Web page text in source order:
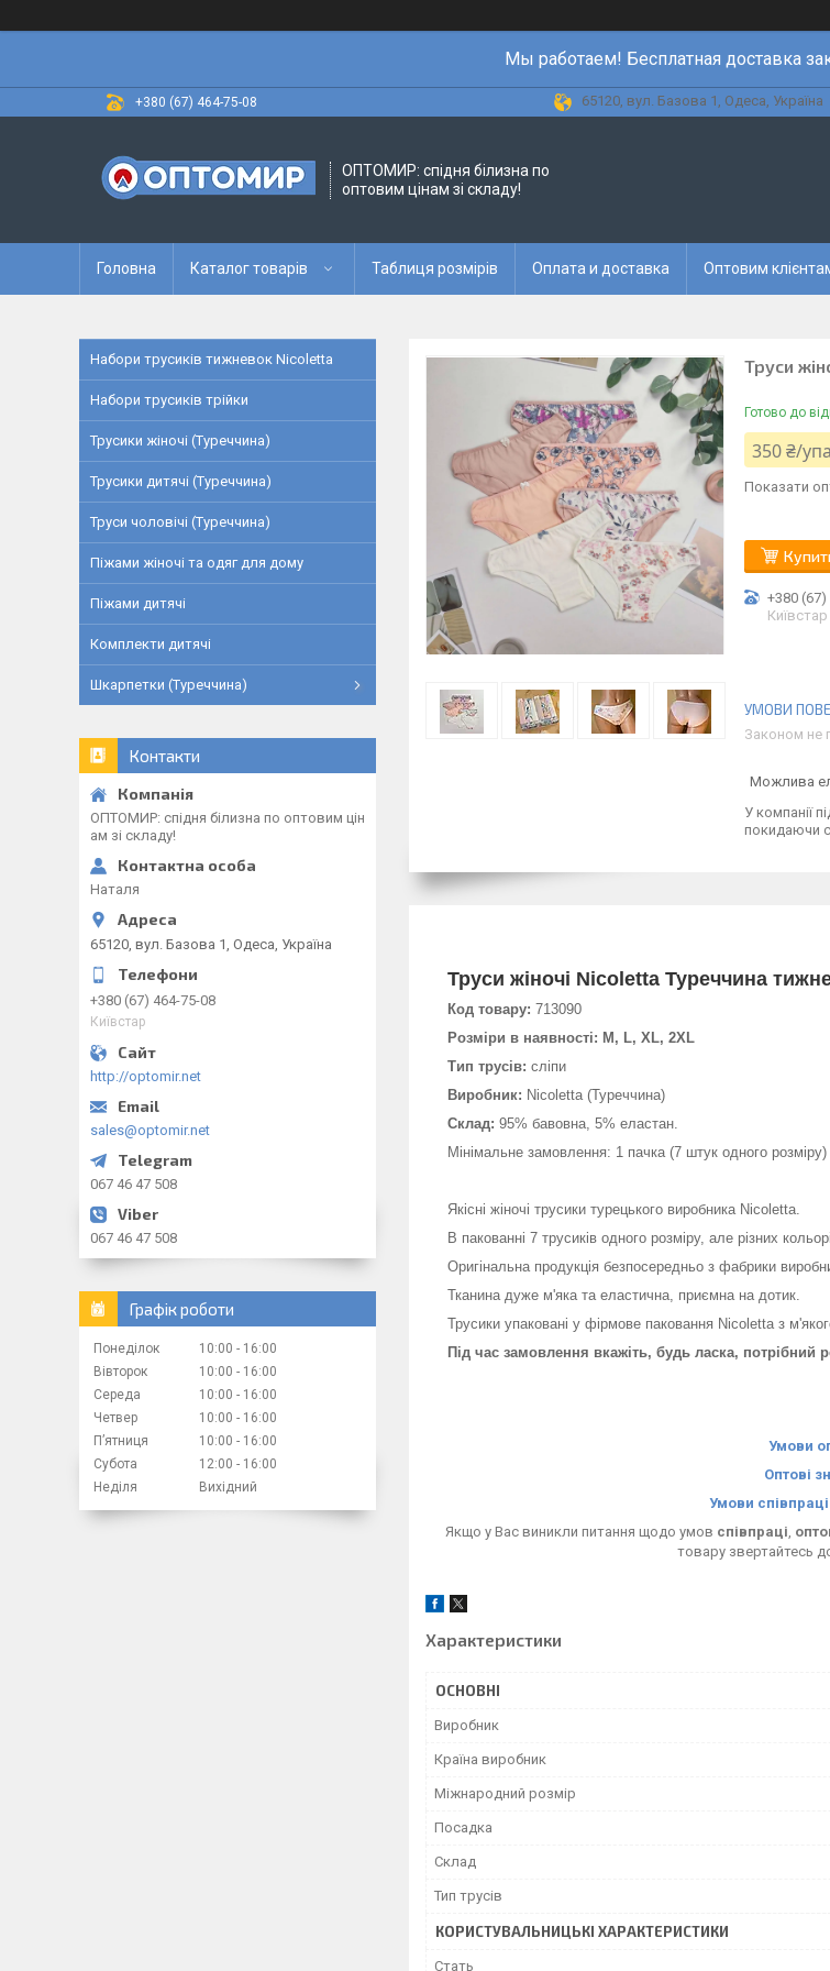
Мы работаем! Бесплатная доставка
+380 (67) 464-75-08 65120, вул. Базова 1, Одеса, Україна
ОПТОМИР: спідня білизна по
оптовим цінам зі складу!
Головна Каталог товарів Таблиця розмірів Оплата и доставка Оптовим
Труси
Готово до
350 ₴/
Показати
+380
Київстар
Законом не
У компанії
покидаючи
Труси жіночі Nicoletta Туреччина
Код товару: 713090
Розміри в наявності: M, L, XL, 2XL
Тип трусів: сліпи
Виробник: Nicoletta (Туреччина)
Склад: 95% бавовна, 5% еластан.
Мінімальне замовлення: 1 пачка (7 штук одного розміру)
Якісні жіночі трусики турецького виробника Nicoletta.
В пакованні 7 трусиків одного розміру, але різних
Оригінальна продукція безпосередньо з фабрики
Тканина дуже м'яка та еластична, приємна на дотик.
Трусики упаковані у фірмове паковання Nicoletta з
Під час замовлення вкажіть, будь ласка, потрібний
Умови
Оптові
Умови
Якщо у Вас виникли питання щодо умов співпраці
товару звертайтесь
Характеристики
ОСНОВНІ
Виробник
Країна виробник
Міжнародний розмір
Посадка
Склад
Тип трусів
КОРИСТУВАЛЬНИЦЬКІ ХАРАКТЕРИСТИКИ
Cтать
Набори трусиків тижневок Nicoletta
Набори трусиків трійки
Трусики жіночі (Туреччина)
Трусики дитячі (Туреччина)
Труси чоловічі (Туреччина)
Піжами жіночі та одяг для дому
Піжами дитячі
Комплекти дитячі
Шкарпетки (Туреччина)
Контакти
ОПТОМИР: спідня білизна по оптовим цін
ам зі складу!
Наталя
65120, вул. Базова 1, Одеса, Україна
+380 (67) 464-75-08
Київстар
http://optomir.net
sales@optomir.net
067 46 47 508
067 46 47 508
Графік роботи
Понеділок 10:00
16:00
Вівторок
10:00
16:00
Середа
10:00
16:00
Четвер
10:00
16:00
Пʼятниця
10:00
16:00
Субота
12:00
16:00
Неділя
Вихідний